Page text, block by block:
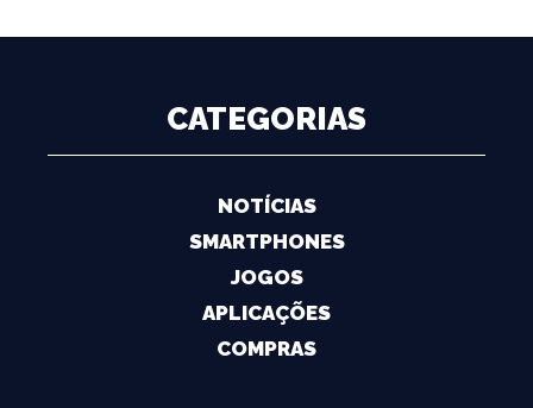
CATEGORIAS
NOTÍCIAS
SMARTPHONES
JOGOS
APLICAÇÕES
COMPRAS